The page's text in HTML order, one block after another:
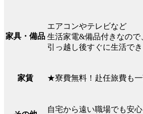
家具・備品
エアコンやテレビなど
生活家電&備品付きなので
引っ越し後すぐに生活でき
家賃 ★寮費無料！赴任旅費も
自宅から遠い職場でも安心